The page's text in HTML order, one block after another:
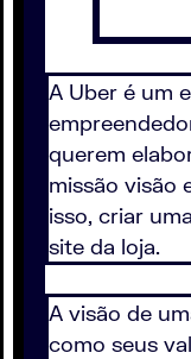
A Uber é um
querem
missão visão
isso, criar
site da loja.
A visão de
como seus